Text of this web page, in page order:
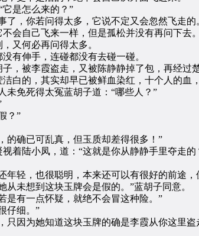
是怎么来的？”
，你若问得太多，它说不定又会忽然飞走的
自己飞来一样，但是孤松并没有再问下去。
又何必再问得太多。
伸手，连碰都没有去碰一碰。
被李霞盗走，又被陈静静掉了包，再经过
的，其实却早已被鲜血染红，十个人的血
免死得太冤蓝胡子道：“哪些人？”
？”
确已可乱真，但玉质却差得很多！”
陆小凤，道：“这就是你从静静手里夺走的
轻，也很聪明，本来还可以有很好的前途，
未想到这块玉牌会是假的。”蓝胡子同意。
有一点怀疑，就绝不会冒这种险。”
仔细。”
因为她知道这块玉牌的确是李霞从你这里盗